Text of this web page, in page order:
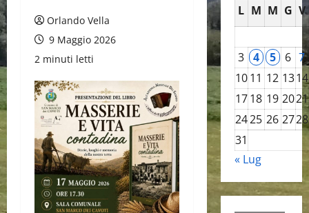
Orlando Vella
9 Maggio 2026
2 minuti letti
L M M G V
3 4 5 6 7
10 11 12 1314
17 18 19 2021
2425 26 2728
31
« Lug